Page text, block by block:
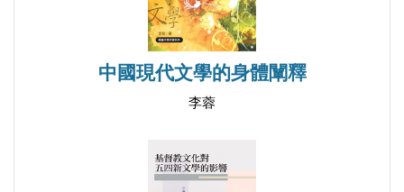
《抗戰時期廢名論》：一部填補空白的學術著作
《現代文學史料探微》序
廢名研究綜述（1981～2001年）
附錄二 已版廢名著作目錄
附錄三 廢名研究著作目錄
中國現代文學的身體闡釋
李蓉